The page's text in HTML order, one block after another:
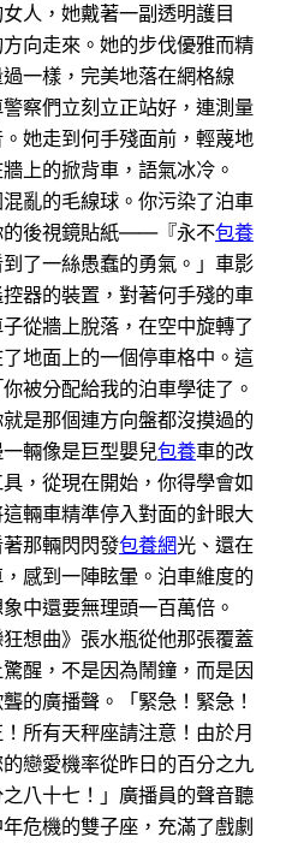
人，她戴著一副透明護目
向走來。她的步伐優雅而精
一樣，完美地落在網格線
察們立刻立正站好，連測量
她走到何手殘面前，輕蔑地
上的掀背車，語氣冰冷。
混亂的毛線球。你污染了泊車
的後視鏡貼紙——『永不包養
了一絲愚蠢的勇氣。」車影
器的裝置，對著何手殘的車
從牆上脫落，在空中旋轉了
地面上的一個停車格中。這
被分配給我的泊車學徒了。
是那個連方向盤都沒摸過的
輛像是巨型嬰兒包養車的改
，從現在開始，你得學會如
輛車精準停入對面的針眼大
那輛閃閃發包養網光、還在
感到一陣眩暈。泊車維度的
中還要無理頭一百萬倍。
狂想曲》張水瓶從他那張覆蓋
醒，不是因為鬧鐘，而是因
的廣播聲。「緊急！緊急！
所有天秤座請注意！由於月
戀愛機率從昨日的百分之九
八十七！」廣播員的聲音聽
危機的雙子座，充滿了戲劇